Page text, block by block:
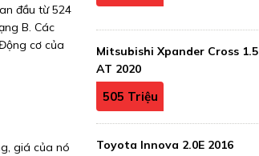
đầu từ 524
B. Các
cơ của
giá của nó
Mitsubishi Xpander Cross 1.5
AT 2020
505 Triệu
Toyota Innova 2.0E 2016